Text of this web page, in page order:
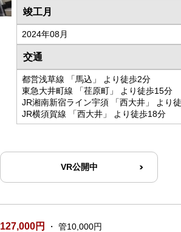
竣工月
2024年08月
交通
都営浅草線 「馬込」 より徒歩2分
東急大井町線 「荏原町」 より徒歩15分
JR湘南新宿ライン宇須 「西大井」 より
JR横須賀線 「西大井」 より徒歩18分
VR公開中
127,000円
・ 管10,000円